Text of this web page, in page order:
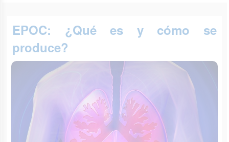
EPOC: ¿Qué es y cómo se
produce?